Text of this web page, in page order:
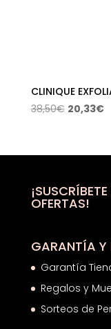
CLINIQUE
38,50€ El
era:
20,33€El
OFERTAS!
GARANTÍA Y
Garantía
Regalos y
Sorteos de